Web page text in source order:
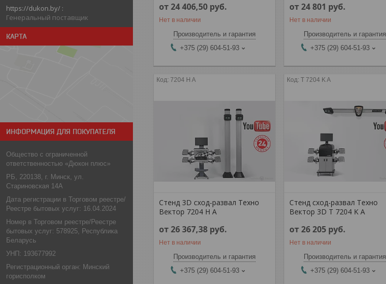
https://dukon.by/
Генеральный поставщик
КАРТА
ИНФОРМАЦИЯ ДЛЯ ПОКУПАТЕЛЯ
Общество с ограниченной
ответственностью «Дюкон плюс»
РБ, 220138, г. Минск, ул.
Стариновская 14А
Дата регистрации в Торговом реестре/
Реестре бытовых услуг: 16.04.2024
Номер в Торговом реестре/Реестре
бытовых услуг: 578925, Республика
Беларусь
УНП: 193677992
Регистрационный орган: Минский
горисполком
от 24 406,50 руб.
Нет в наличии
Производитель и гарантия
+375 (29) 604-51-93
от 24 801 руб.
Нет в наличии
Производитель и гарантия
+375 (29) 604-51-93
7204 H A
Стенд 3D сход-развал Техно
Вектор 7204 H A
от 26 367,38 руб.
Нет в наличии
Производитель и гарантия
+375 (29) 604-51-93
T 7204 K A
Стенд сход-развал Техно
Вектор 3D T 7204 K A
от 26 205 руб.
Нет в наличии
Производитель и гарантия
+375 (29) 604-51-93